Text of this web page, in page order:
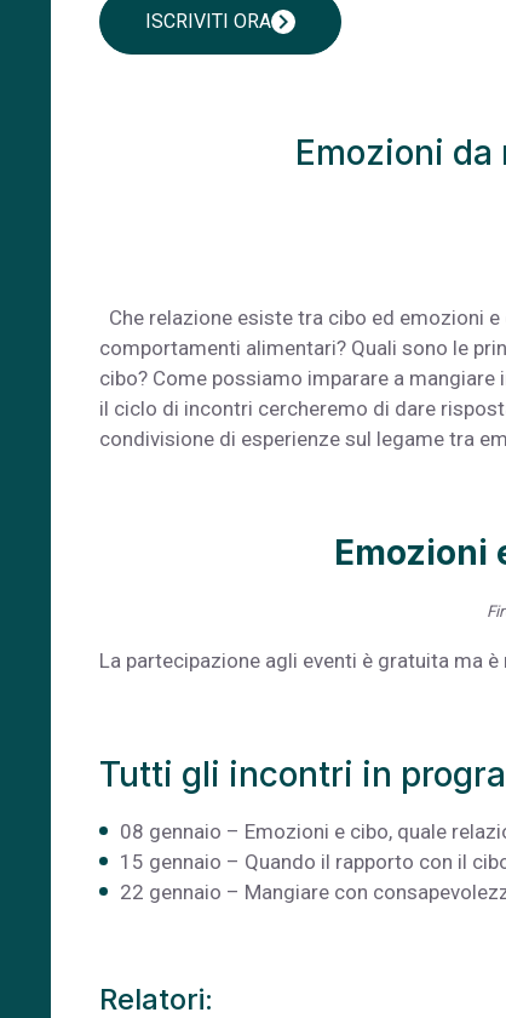
ISCRIVITI ORAchevron_right
Emozioni
Che relazione esiste tra cibo ed emozioni
comportamenti alimentari? Quali sono le
cibo? Come possiamo imparare a
il ciclo di incontri cercheremo di dare
condivisione di esperienze sul legame tra
Emozioni
La partecipazione agli eventi è gratuita ma
Tutti gli incontri in
08 gennaio – Emozioni e cibo, quale
15 gennaio – Quando il rapporto con il
22 gennaio – Mangiare con
Relatori: